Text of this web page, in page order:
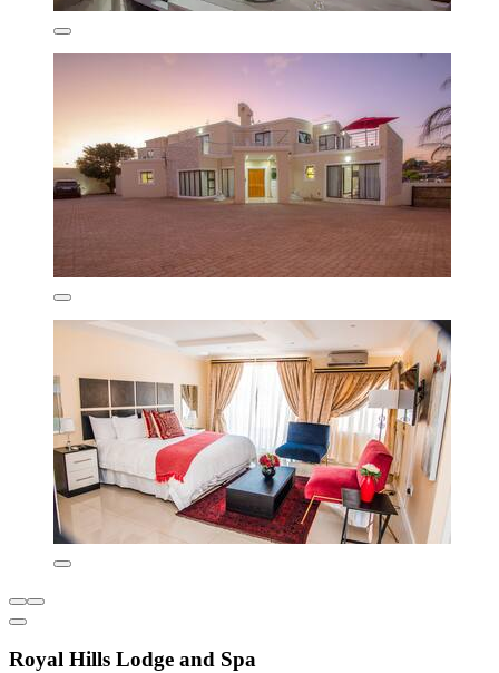
Royal Hills Lodge and Spa